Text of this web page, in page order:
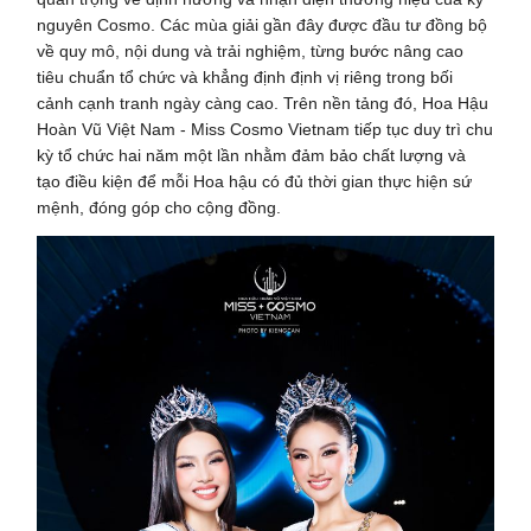
nguyên Cosmo. Các mùa giải gần đây được đầu tư đồng bộ
về quy mô, nội dung và trải nghiệm, từng bước nâng cao
tiêu chuẩn tổ chức và khẳng định định vị riêng trong bối
cảnh cạnh tranh ngày càng cao. Trên nền tảng đó, Hoa Hậu
Hoàn Vũ Việt Nam - Miss Cosmo Vietnam tiếp tục duy trì chu
kỳ tổ chức hai năm một lần nhằm đảm bảo chất lượng và
tạo điều kiện để mỗi Hoa hậu có đủ thời gian thực hiện sứ
mệnh, đóng góp cho cộng đồng.